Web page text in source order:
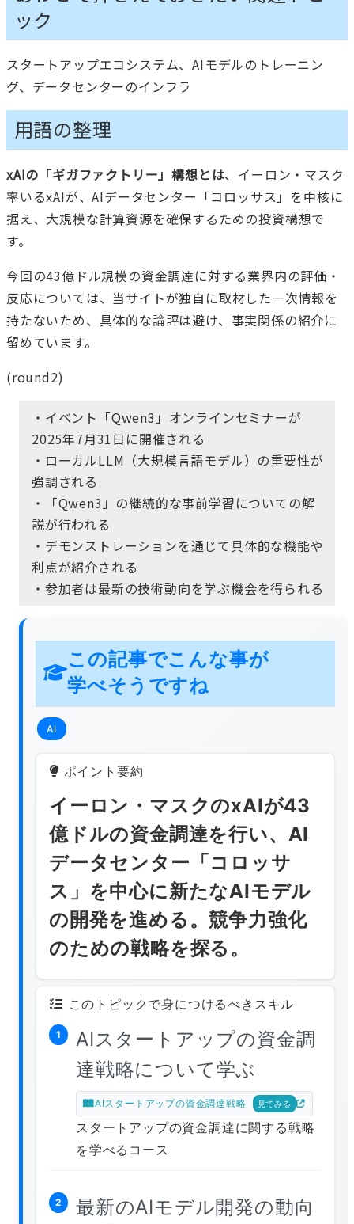
ック
スタートアップエコシステム、AIモデルのトレーニン
グ、データセンターのインフラ
用語の整理
xAIの「ギガファクトリー」構想とは、イーロン・マスク
率いるxAIが、AIデータセンター「コロッサス」を中核に
据え、大規模な計算資源を確保するための投資構想で
す。
今回の43億ドル規模の資金調達に対する業界内の評価・
反応については、当サイトが独自に取材した一次情報を
持たないため、具体的な論評は避け、事実関係の紹介に
留めています。
(round2)
・イベント「Qwen3」オンラインセミナーが
2025年7月31日に開催される
・ローカルLLM（大規模言語モデル）の重要性が
強調される
・「Qwen3」の継続的な事前学習についての解
説が行われる
・デモンストレーションを通じて具体的な機能や
利点が紹介される
・参加者は最新の技術動向を学ぶ機会を得られる
この記事でこんな事が
学べそうですね
AI
ポイント要約
イーロン・マスクのxAIが43
億ドルの資金調達を行い、AI
データセンター「コロッサ
ス」を中心に新たなAIモデル
の開発を進める。競争力強化
のための戦略を探る。
このトピックで身につけるべきスキル
1
AIスタートアップの資金調
達戦略について学ぶ
AIスタートアップの資金調達戦略 見てみる
スタートアップの資金調達に関する戦略
を学べるコース
2
最新のAIモデル開発の動向